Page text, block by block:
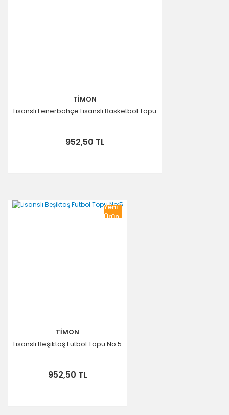
TİMON
Lisanslı Fenerbahçe Lisanslı Basketbol Topu
952,50 TL
Yeni
Ürün
TİMON
Lisanslı Beşiktaş Futbol Topu No:5
952,50 TL